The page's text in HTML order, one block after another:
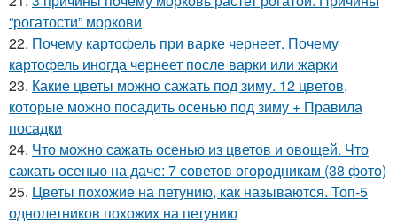
“рогатости” моркови
22. Почему картофель при варке чернеет. Почему
картофель иногда чернеет после варки или жарки
23. Какие цветы можно сажать под зиму. 12 цветов,
которые можно посадить осенью под зиму + Правила
посадки
24. Что можно сажать осенью из цветов и овощей. Что
сажать осенью на даче: 7 советов огородникам (38 фото)
25. Цветы похожие на петунию, как называются. Топ-5
однолетников похожих на петунию